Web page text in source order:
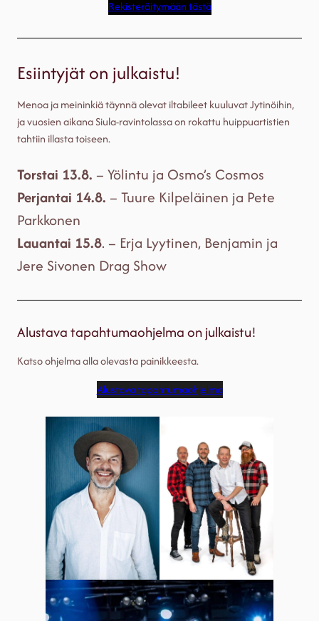
Rekisteröitymään tästä
Esiintyjät on julkaistu!
Menoa ja meininkiä täynnä olevat iltabileet kuuluvat Jytinöihin,
ja vuosien aikana Siula-ravintolassa on rokattu huippuartistien
tahtiin illasta toiseen.
Torstai 13.8. – Yölintu ja Osmo’s Cosmos
Perjantai 14.8. – Tuure Kilpeläinen ja Pete
Parkkonen
Lauantai 15.8. – Erja Lyytinen, Benjamin ja
Jere Sivonen Drag Show
Alustava tapahtumaohjelma on julkaistu!
Katso ohjelma alla olevasta painikkeesta.
Alustava tapahtumaohjelma